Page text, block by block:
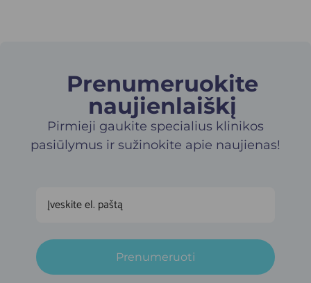
Prenumeruokite
naujienlaiškį​
Pirmieji gaukite specialius klinikos
pasiūlymus ir sužinokite apie naujienas!
Prenumeruoti